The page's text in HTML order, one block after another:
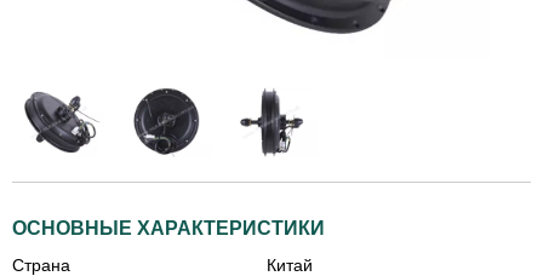
ОСНОВНЫЕ ХАРАКТЕРИСТИКИ
Страна
Китай